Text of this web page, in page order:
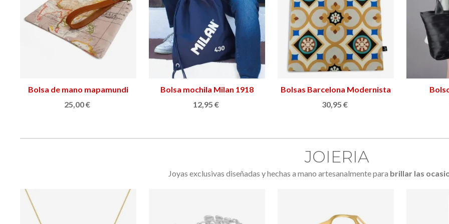
Añadir al carrito
Bolsa de mano mapamundi
25,00 €
Ver más
Bolsa mochila Milan 1918
12,95 €
Ver más
Bolsas Barcelona Modernista
30,95 €
JOIERIA
Joyas exclusivas diseñadas y hechas a mano artesanalmente para brillar las